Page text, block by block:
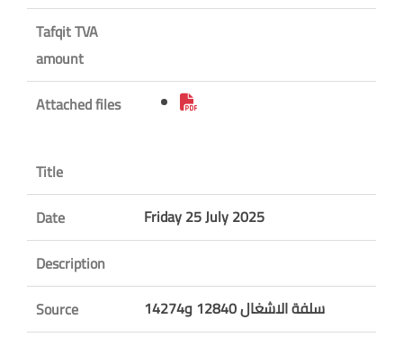
Tafqit TVA
amount
Attached files
Title
Date
Friday 25 July 2025
Description
Source
سلفة الاشغال 12840 و14274